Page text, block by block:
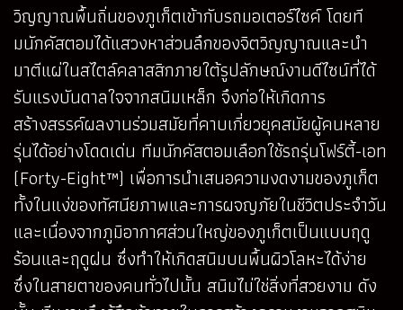
วิญญาณพื้นถิ่นของภูเก็ตเข้ากับรถมอเตอร์ไซค์ โดยที
มนักคัสตอมได้แสวงหาส่วนลึกของจิตวิญญาณและนำ
มาตีแผ่ในสไตล์คลาสสิกภายใต้รูปลักษณ์งานดีไซน์ที่ได้
รับแรงบันดาลใจจากสนิมเหล็ก จึงก่อให้เกิดการ
สร้างสรรค์ผลงานร่วมสมัยที่คาบเกี่ยวยุคสมัยผู้คนหลาย
รุ่นได้อย่างโดดเด่น ทีมนักคัสตอมเลือกใช้รถรุ่นโฟร์ตี้-เอท
(Forty-Eight™) เพื่อการนำเสนอความงดงามของภูเก็ต
ทั้งในแง่ของทัศนียภาพและการผจญภัยในชีวิตประจำวัน
และเนื่องจากภูมิอากาศส่วนใหญ่ของภูเก็ตเป็นแบบฤดู
ร้อนและฤดูฝน ซึ่งทำให้เกิดสนิมบนพื้นผิวโลหะได้ง่าย
ซึ่งในสายตาของคนทั่วไปนั้น สนิมไม่ใช่สิ่งที่สวยงาม ดัง